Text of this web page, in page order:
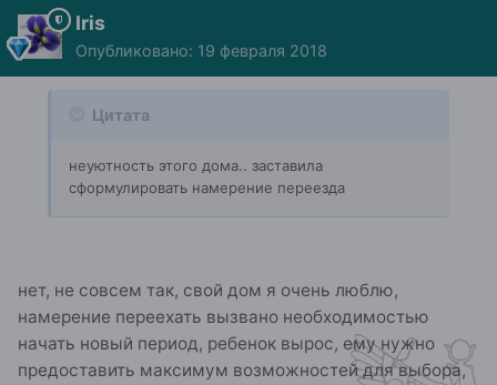
Iris
Опубликовано: 19 февраля 2018
Цитата
неуютность этого дома.. заставила
сформулировать намерение переезда
нет, не совсем так, свой дом я очень люблю,
намерение переехать вызвано необходимостью
начать новый период, ребенок вырос, ему нужно
предоставить максимум возможностей для выбора,